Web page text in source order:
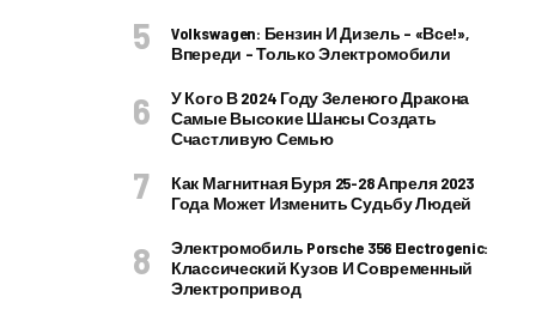
Volkswagen: Бензин И Дизель – «все!»,
Впереди – Только Электромобили
У Кого В 2024 Году Зеленого Дракона
Самые Высокие Шансы Создать
Счастливую Семью
Как Магнитная Буря 25-28 Апреля 2023
Года Может Изменить Судьбу Людей
Электромобиль Porsche 356 Electrogenic:
Классический Кузов И Современный
Электропривод